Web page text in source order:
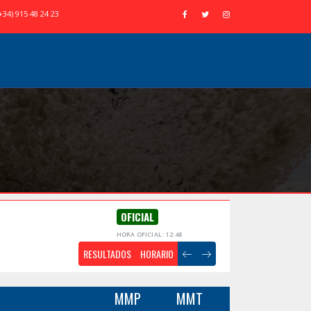
915 48 24 23
OFICIAL
HORA OFICIAL: 12:48
RESULTADOS HORARIO
MMP MMT